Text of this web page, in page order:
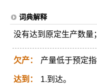
词典解释
没有达到原定生产数量
欠产： 产量低于预定指
达到：
1.到达。